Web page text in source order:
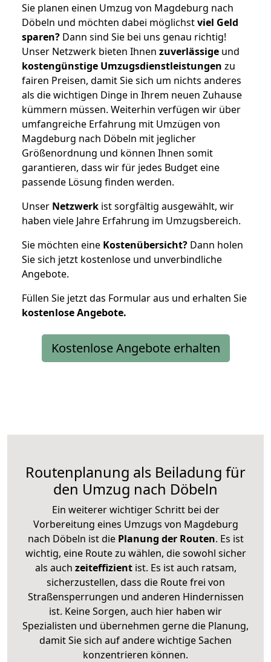
Sie planen einen Umzug von Magdeburg nach
Döbeln und möchten dabei möglichstviel Geld
sparen? Dann sind Sie bei uns genau richtig!
Unser Netzwerk bieten Ihnen zuverlässige und
kostengünstige Umzugsdienstleistungen zu
fairen Preisen, damit Sie sich um nichts anderes
als die wichtigen Dinge in Ihrem neuen Zuhause
kümmern müssen. Weiterhin verfügen wir über
umfangreiche Erfahrung mit Umzügen von
Magdeburg nach Döbeln mit jeglicher
Größenordnung und können Ihnen somit
garantieren, dass wir für jedes Budget eine
passende Lösung finden werden.
Unser Netzwerk ist sorgfältig ausgewählt, wir
haben viele Jahre Erfahrung im Umzugsbereich.
Sie möchten eine Kostenübersicht? Dann holen
Sie sich jetzt kostenlose und unverbindliche
Angebote.
Füllen Sie jetzt das Formular aus und erhalten Sie
kostenloseAngebote.
Kostenlose Angebote erhalten
Routenplanung als Beiladung für
den Umzug nach Döbeln
Ein weiterer wichtiger Schritt bei der
Vorbereitung eines Umzugs von Magdeburg
nach Döbeln ist diePlanung der Routen. Es ist
wichtig, eine Route zu wählen, die sowohl sicher
als auch zeiteffizientist. Es ist auch ratsam,
sicherzustellen, dass die Route frei von
Straßensperrungen und anderen Hindernissen
ist. Keine Sorgen, auch hier haben wir
Spezialisten und übernehmen gerne die Planung,
damit Sie sich auf andere wichtige Sachen
konzentrieren können.